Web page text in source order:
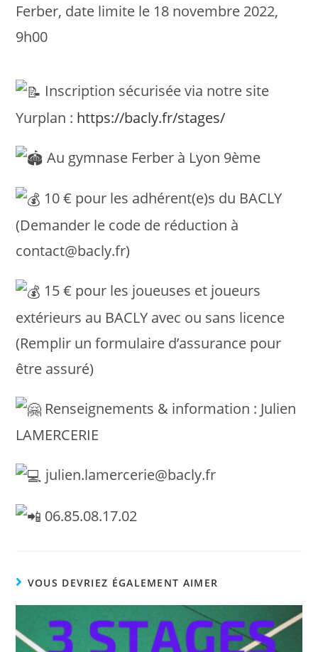
Ferber, date limite le 18 novembre 2022,
9h00
Inscription sécurisée via notre site
Yurplan : https://bacly.fr/stages/
Au gymnase Ferber à Lyon 9ème
10 € pour les adhérent(e)s du BACLY
(Demander le code de réduction à
contact@bacly.fr)
15 € pour les joueuses et joueurs
extérieurs au BACLY avec ou sans licence
(Remplir un formulaire d’assurance pour
être assuré)
Renseignements & information : Julien
LAMERCERIE
julien.lamercerie@bacly.fr
06.85.08.17.02
VOUS DEVRIEZ ÉGALEMENT AIMER